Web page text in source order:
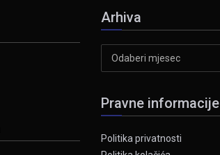
Arhiva
Pravne informacije
Politika privatnosti